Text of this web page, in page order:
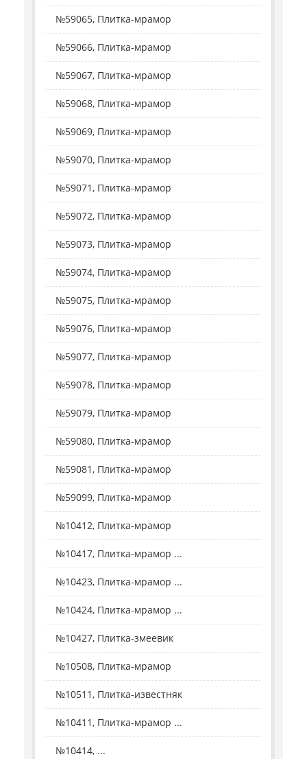
№59065, Плитка-мрамор
№59066, Плитка-мрамор
№59067, Плитка-мрамор
№59068, Плитка-мрамор
№59069, Плитка-мрамор
№59070, Плитка-мрамор
№59071, Плитка-мрамор
№59072, Плитка-мрамор
№59073, Плитка-мрамор
№59074, Плитка-мрамор
№59075, Плитка-мрамор
№59076, Плитка-мрамор
№59077, Плитка-мрамор
№59078, Плитка-мрамор
№59079, Плитка-мрамор
№59080, Плитка-мрамор
№59081, Плитка-мрамор
№59099, Плитка-мрамор
№10412, Плитка-мрамор
№10417, Плитка-мрамор ...
№10423, Плитка-мрамор ...
№10424, Плитка-мрамор ...
№10427, Плитка-змеевик
№10508, Плитка-мрамор
№10511, Плитка-известняк
№10411, Плитка-мрамор ...
№10414, ...